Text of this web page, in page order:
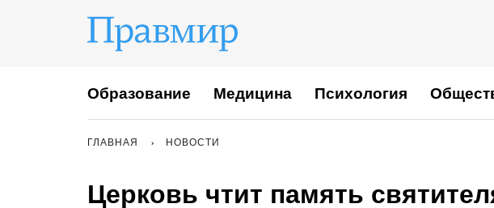
Образование Медицина Психология
ГЛАВНАЯ НОВОСТИ
Церковь чтит память